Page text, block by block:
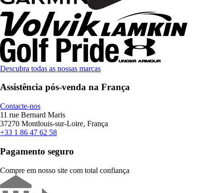
Descubra todas as nossas marcas
Assistência pós-venda na França
Contacte-nos
11 rue Bernard Maris
37270 Montlouis-sur-Loire, França
+33 1 86 47 62 58
Pagamento seguro
Compre em nosso site com total confiança